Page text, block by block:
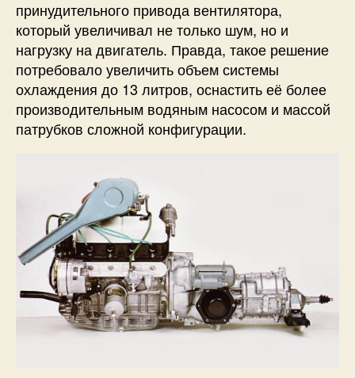
принудительного привода вентилятора,
который увеличивал не только шум, но и
нагрузку на двигатель. Правда, такое решение
потребовало увеличить объем системы
охлаждения до 13 литров, оснастить её более
производительным водяным насосом и массой
патрубков сложной конфигурации.